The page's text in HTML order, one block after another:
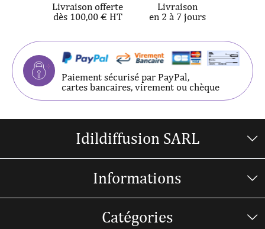
Livraison offerte
dès 100,00 € HT
Livraison
en 2 à 7 jours
Paiement sécurisé par PayPal,
cartes bancaires, virement ou chèque
Idildiffusion SARL
Informations
Catégories